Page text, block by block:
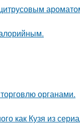
органами.
как Кузя из